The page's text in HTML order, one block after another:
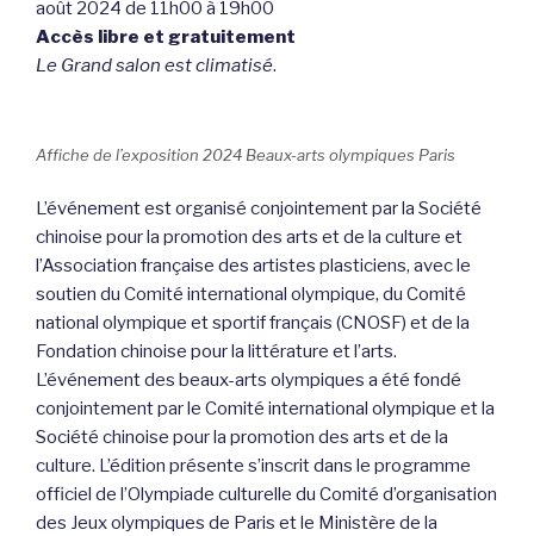
août 2024 de 11h00 à 19h00
Accès libre et gratuitement
Le Grand salon est climatisé.
Affiche de l’exposition 2024 Beaux-arts olympiques Paris
L’événement est organisé conjointement par la Société
chinoise pour la promotion des arts et de la culture et
l’Association française des artistes plasticiens, avec le
soutien du Comité international olympique, du Comité
national olympique et sportif français (CNOSF) et de la
Fondation chinoise pour la littérature et l’arts.
L’événement des beaux-arts olympiques a été fondé
conjointement par le Comité international olympique et la
Société chinoise pour la promotion des arts et de la
culture. L’édition présente s’inscrit dans le programme
officiel de l’Olympiade culturelle du Comité d’organisation
des Jeux olympiques de Paris et le Ministère de la